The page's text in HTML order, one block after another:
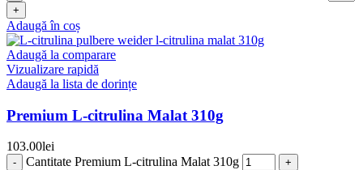
Adaugă în coș
Adaugă la comparare
Vizualizare rapidă
Adaugă la lista de dorințe
Premium L-citrulina Malat 310g
103.00lei
Cantitate Premium L-citrulina Malat 310g